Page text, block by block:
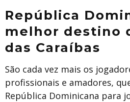
República
melhor destino
das Caraíbas
São cada vez mais os
profissionais e amadores,
República Dominicana para